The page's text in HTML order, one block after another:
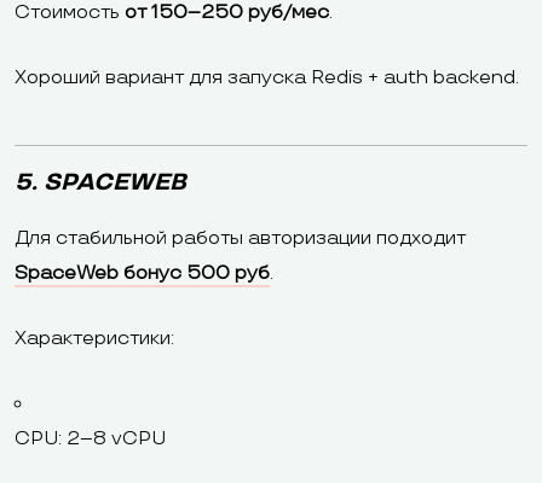
Стоимость от 150–250 руб/мес.
Хороший вариант для запуска Redis + auth backend.
5. SPACEWEB
Для стабильной работы авторизации подходит
SpaceWeb бонус 500 руб.
Характеристики:
CPU: 2–8 vCPU